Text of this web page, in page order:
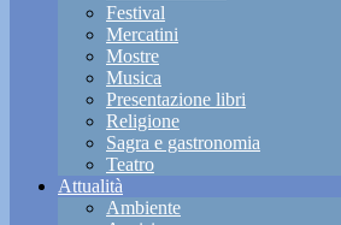
Festival
Mercatini
Mostre
Musica
Presentazione libri
Religione
Sagra e gastronomia
Teatro
Attualità
Ambiente